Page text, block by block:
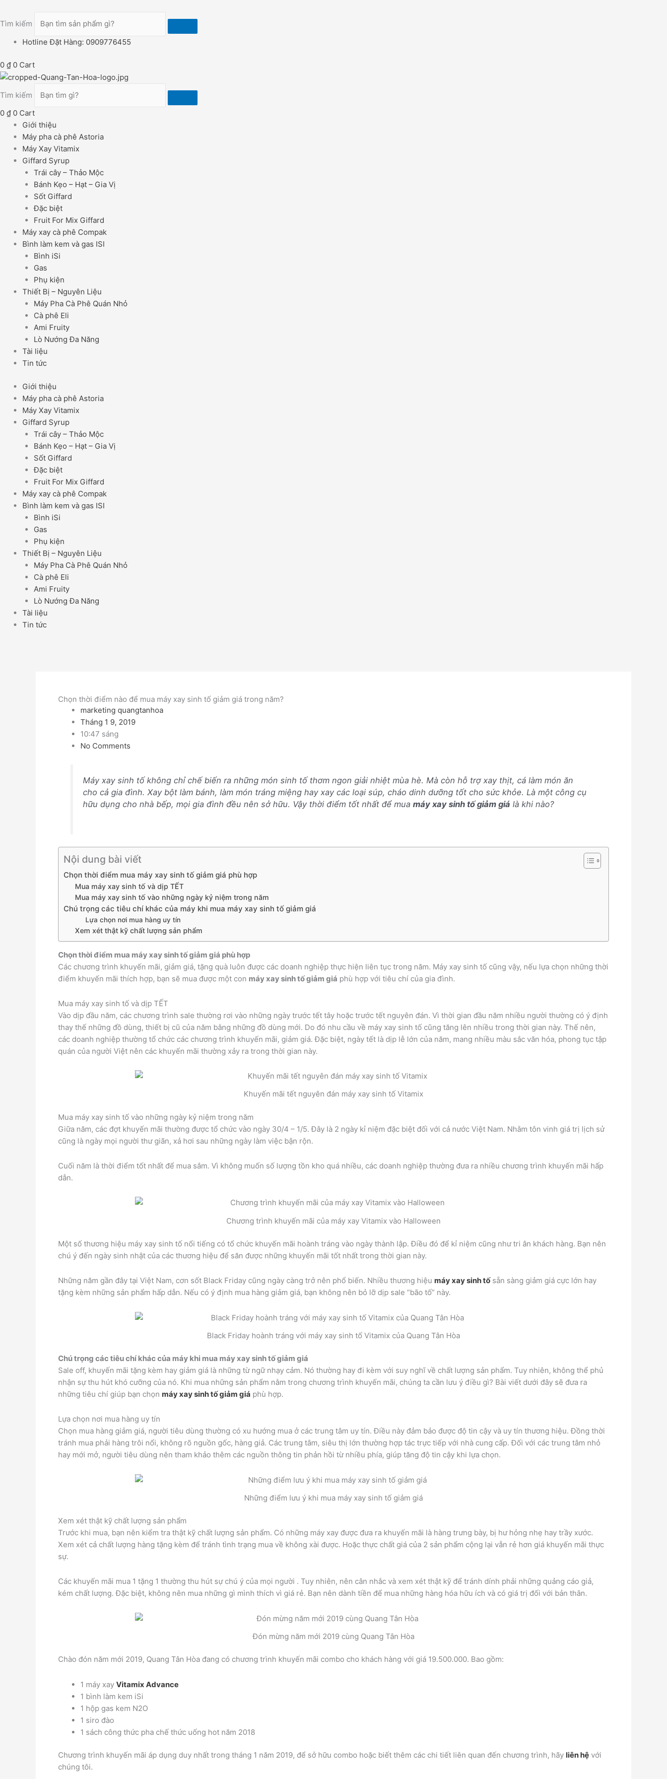
nội
dung
Tìm kiếm
Hotline Đặt Hàng: 0909776455
0 ₫ 0 Cart
Tìm kiếm
0 ₫ 0 Cart
Giới thiệu
Máy pha cà phê Astoria
Máy Xay Vitamix
Giffard Syrup
Trái cây – Thảo Mộc
Bánh Kẹo – Hạt – Gia Vị
Sốt Giffard
Đặc biệt
Fruit For Mix Giffard
Máy xay cà phê Compak
Bình làm kem và gas ISI
Bình iSi
Gas
Phụ kiện
Thiết Bị – Nguyên Liệu
Máy Pha Cà Phê Quán Nhỏ
Cà phê Eli
Ami Fruity
Lò Nướng Đa Năng
Tài liệu
Tin tức
Giới thiệu
Máy pha cà phê Astoria
Máy Xay Vitamix
Giffard Syrup
Trái cây – Thảo Mộc
Bánh Kẹo – Hạt – Gia Vị
Sốt Giffard
Đặc biệt
Fruit For Mix Giffard
Máy xay cà phê Compak
Bình làm kem và gas ISI
Bình iSi
Gas
Phụ kiện
Thiết Bị – Nguyên Liệu
Máy Pha Cà Phê Quán Nhỏ
Cà phê Eli
Ami Fruity
Lò Nướng Đa Năng
Tài liệu
Tin tức
Chọn thời điểm nào để mua máy xay sinh tố giảm giá trong năm?
marketing quangtanhoa
Tháng 1 9, 2019
10:47 sáng
No Comments
Máy xay sinh tố không chỉ chế biến ra những món sinh tố thơm ngon giải nhiệt mùa hè. Mà còn hỗ trợ xay thịt, cá làm món ăn
cho cả gia đình. Xay bột làm bánh, làm món tráng miệng hay xay các loại súp, cháo dinh dưỡng tốt cho sức khỏe. Là một công cụ
hữu dụng cho nhà bếp, mọi gia đình đều nên sở hữu. Vậy thời điểm tốt nhất để mua máy xay sinh tố giảm giá là khi nào?
Nội dung bài viết
Chọn thời điểm mua máy xay sinh tố giảm giá phù hợp
Mua máy xay sinh tố và dịp TẾT
Mua máy xay sinh tố vào những ngày kỷ niệm trong năm
Chú trọng các tiêu chí khác của máy khi mua máy xay sinh tố giảm giá
Lựa chọn nơi mua hàng uy tín
Xem xét thật kỹ chất lượng sản phẩm
Chọn thời điểm mua máy xay sinh tố giảm giá phù hợp
Các chương trình khuyến mãi, giảm giá, tặng quà luôn được các doanh nghiệp thực hiện liên tục trong năm. Máy xay sinh tố cũng vậy, nếu lựa chọn những thời
điểm khuyến mãi thích hợp, bạn sẽ mua được một con máy xay sinh tố giảm giá phù hợp với tiêu chí của gia đình.
Mua máy xay sinh tố và dịp TẾT
Vào dịp đầu năm, các chương trình sale thường rơi vào những ngày trước tết tây hoặc trước tết nguyên đán. Vì thời gian đầu năm nhiều người thường có ý định
thay thế những đồ dùng, thiết bị cũ của năm bằng những đồ dùng mới. Do đó nhu cầu về máy xay sinh tố cũng tăng lên nhiều trong thời gian này. Thế nên,
các doanh nghiệp thường tổ chức các chương trình khuyến mãi, giảm giá. Đặc biệt, ngày tết là dịp lễ lớn của năm, mang nhiều màu sắc văn hóa, phong tục tập
quán của người Việt nên các khuyến mãi thường xảy ra trong thời gian này.
Khuyến mãi tết nguyên đán máy xay sinh tố Vitamix
Mua máy xay sinh tố vào những ngày kỷ niệm trong năm
Giữa năm, các đợt khuyến mãi thường được tổ chức vào ngày 30/4 – 1/5. Đây là 2 ngày kỉ niệm đặc biệt đối với cả nước Việt Nam. Nhằm tôn vinh giá trị lịch sử
cũng là ngày mọi người thư giãn, xả hơi sau những ngày làm việc bận rộn.
Cuối năm là thời điểm tốt nhất để mua sắm. Vì không muốn số lượng tồn kho quá nhiều, các doanh nghiệp thường đưa ra nhiều chương trình khuyến mãi hấp
dẫn.
Chương trình khuyến mãi của máy xay Vitamix vào Halloween
Một số thương hiệu máy xay sinh tố nổi tiếng có tổ chức khuyến mãi hoành tráng vào ngày thành lập. Điều đó để kỉ niệm cũng như tri ân khách hàng. Bạn nên
chú ý đến ngày sinh nhật của các thương hiệu để săn được những khuyến mãi tốt nhất trong thời gian này.
Những năm gần đây tại Việt Nam, cơn sốt Black Friday cũng ngày càng trở nên phổ biến. Nhiều thương hiệu máy xay sinh tốsẵn sàng giảm giá cực lớn hay
tặng kèm những sản phẩm hấp dẫn. Nếu có ý định mua hàng giảm giá, bạn không nên bỏ lỡ dịp sale “bão tố” này.
Black Friday hoành tráng với máy xay sinh tố Vitamix của Quang Tân Hòa
Chú trọng các tiêu chí khác của máy khi mua máy xay sinh tố giảm giá
Sale off, khuyến mãi tặng kèm hay giảm giá là những từ ngữ nhạy cảm. Nó thường hay đi kèm với suy nghĩ về chất lượng sản phẩm. Tuy nhiên, không thể phủ
nhận sự thu hút khó cưỡng của nó. Khi mua những sản phẩm nằm trong chương trình khuyến mãi, chúng ta cần lưu ý điều gì? Bài viết dưới đây sẽ đưa ra
những tiêu chí giúp bạn chọn máy xay sinh tố giảm giá phù hợp.
Lựa chọn nơi mua hàng uy tín
Chọn mua hàng giảm giá, người tiêu dùng thường có xu hướng mua ở các trung tâm uy tín. Điều này đảm bảo được độ tin cậy và uy tín thương hiệu. Đồng thời
tránh mua phải hàng trôi nổi, không rõ nguồn gốc, hàng giả. Các trung tâm, siêu thị lớn thường hợp tác trực tiếp với nhà cung cấp. Đối với các trung tâm nhỏ
hay mới mở, người tiêu dùng nên tham khảo thêm các nguồn thông tin phản hồi từ nhiều phía, giúp tăng độ tin cậy khi lựa chọn.
Những điểm lưu ý khi mua máy xay sinh tố giảm giá
Xem xét thật kỹ chất lượng sản phẩm
Trước khi mua, bạn nên kiểm tra thật kỹ chất lượng sản phẩm. Có những máy xay được đưa ra khuyến mãi là hàng trưng bày, bị hư hỏng nhẹ hay trầy xước.
Xem xét cả chất lượng hàng tặng kèm để tránh tình trạng mua về không xài được. Hoặc thực chất giá của 2 sản phẩm cộng lại vẫn rẻ hơn giá khuyến mãi thực
sự.
Các khuyến mãi mua 1 tặng 1 thường thu hút sự chú ý của mọi người . Tuy nhiên, nên cân nhắc và xem xét thật kỹ để tránh dính phải những quảng cáo giả,
kém chất lượng. Đặc biệt, không nên mua những gì mình thích vì giá rẻ. Bạn nên dành tiền để mua những hàng hóa hữu ích và có giá trị đối với bản thân.
Đón mừng năm mới 2019 cùng Quang Tân Hòa
Chào đón năm mới 2019, Quang Tân Hòa đang có chương trình khuyến mãi combo cho khách hàng với giá 19.500.000. Bao gồm:
1 máy xay Vitamix Advance
1 bình làm kem iSi
1 hộp gas kem N2O
1 siro đào
1 sách công thức pha chế thức uống hot năm 2018
Chương trình khuyến mãi áp dụng duy nhất trong tháng 1 năm 2019, để sở hữu combo hoặc biết thêm các chi tiết liên quan đến chương trình, hãy liên hệ với
chúng tôi.